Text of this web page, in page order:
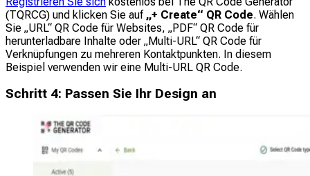
(TQRCG) und klicken Sie auf „+ Create“ QR Code. Wählen
Sie „URL“ QR Code für Websites, „PDF“ QR Code für
herunterladbare Inhalte oder „Multi-URL“ QR Code für
Verknüpfungen zu mehreren Kontaktpunkten. In diesem
Beispiel verwenden wir eine Multi-URL QR Code.
Schritt 4: Passen Sie Ihr Design an